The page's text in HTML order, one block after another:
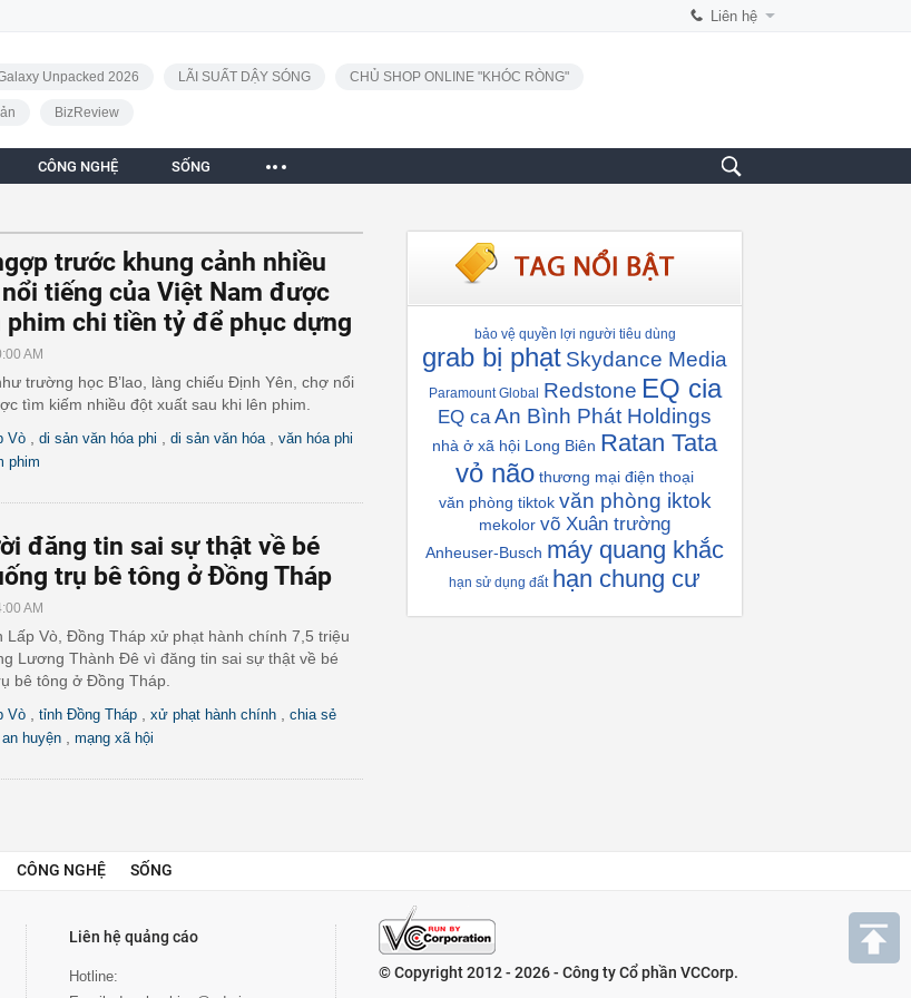
Liên hệ
Unpacked 2026 LÃI SUẤT DẬY SÓNG CHỦ SHOP ONLINE "KHÓC RÒNG"
BizReview
CÔNG NGHỆ SỐNG
trước khung cảnh nhiều
tiếng của Việt Nam được
phim chi tiền tỷ để phục dựng
AM
trường học B’lao, làng chiếu Định Yên, chợ nổi
tìm kiếm nhiều đột xuất sau khi lên phim.
Vò di sản văn hóa phi di sản văn hóa
văn hóa phi
phim
đăng tin sai sự thật về bé
trụ bê tông ở Đồng Tháp
AM
Lấp Vò, Đồng Tháp xử phạt hành chính 7,5 triệu
Lương Thành Đê vì đăng tin sai sự thật về bé
bê tông ở Đồng Tháp.
Vò tỉnh Đồng Tháp xử phạt hành chính
chia sẻ
huyện mạng xã hội
bảo vệ quyền lợi người tiêu dùng
grab bị phạt Skydance Media
Paramount Global Redstone EQ cia
EQ ca An Bình Phát Holdings
nhà ở xã hội Long Biên Ratan Tata
vỏ não thương mại điện thoại
văn phòng tiktok văn phòng iktok
mekolor võ Xuân trường
Anheuser-Busch máy quang khắc
hạn sử dụng đất hạn chung cư
CÔNG NGHỆ SỐNG
Liên hệ quảng cáo
Hotline:
© Copyright 2012 - 2026 - Công ty Cổ phần VCCorp.